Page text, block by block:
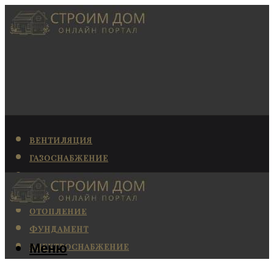
ВЕНТИЛЯЦИЯ
ГАЗОСНАБЖЕНИЕ
КАНАЛИЗАЦИЯ
КОНДИЦИОНИРОВАНИЕ
ОТОПЛЕНИЕ
ФУНДАМЕНТ
ЭЛЕКТРОСНАБЖЕНИЕ
Меню